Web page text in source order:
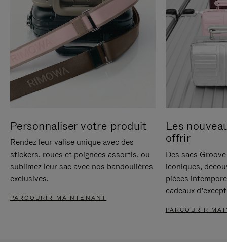
Personnaliser votre produit
Rendez leur valise unique avec des
stickers, roues et poignées assortis, ou
sublimez leur sac avec nos bandoulières
exclusives.
PARCOURIR MAINTENANT
Les
offrir
Des sacs
iconiques,
pièces
cadeaux
PARCOURIR